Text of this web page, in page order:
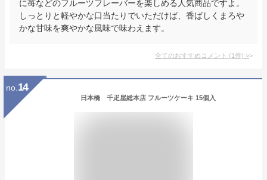
に苺などのフルーツフレーバーを楽しめる人気商品ですよ。
しっとりと軽やかな口当たりでいただけば、香ばしくまろや
かな甘味を爽やかな風味で味わえます。
全てのおすすめコメント (1件) >
no. 14
日本橋 千疋屋総本店 フルーツケーキ 15個入